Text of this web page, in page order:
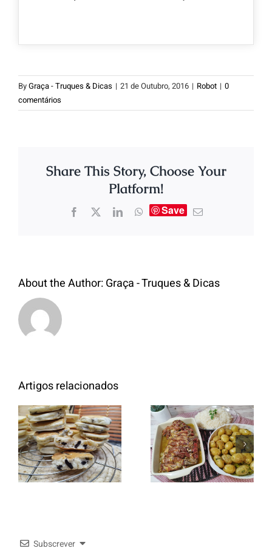
ByGraça - Truques & Dicas | 21 de Outubro, 2016 | Robot | 0
comentários
Share This Story, Choose Your
Platform!
Save
About the Author:Graça - Truques & Dicas
Artigos relacionados
Panquecas
com Oreo
Entrecosto
italiano c/
batata a
murro e
Subscrever